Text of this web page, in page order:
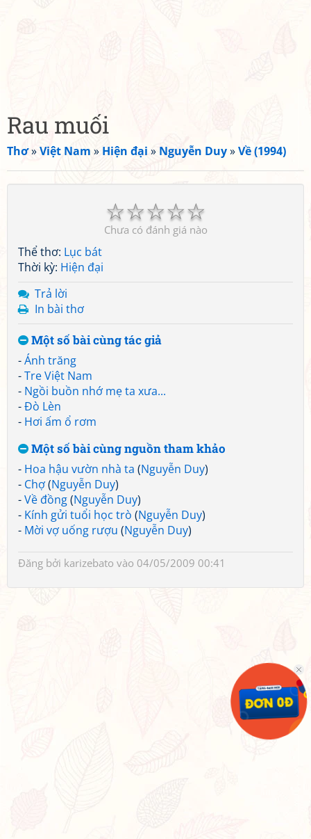
Rau muối
Thơ»Việt Nam » Hiện đại » Nguyễn Duy»Về (1994)
☆
☆
☆
☆
☆
Chưa có đánh giá nào
Thể thơ: Lục bát
Thời kỳ: Hiện đại
Trả lời
In bài thơ
Một số bài cùng tác giả
-Ánh trăng
-Tre Việt Nam
- Ngồi buồn nhớ mẹ ta xưa...
-Đò Lèn
- Hơi ấm ổ rơm
Một số bài cùng nguồn tham khảo
- Hoa hậu vườn nhà ta (Nguyễn Duy)
- Chợ(Nguyễn Duy)
-Về đồng(Nguyễn Duy)
- Kính gửi tuổi học trò (Nguyễn Duy)
- Mời vợ uống rượu (Nguyễn Duy)
Đăng bởi karizebato vào 04/05/2009 00:41